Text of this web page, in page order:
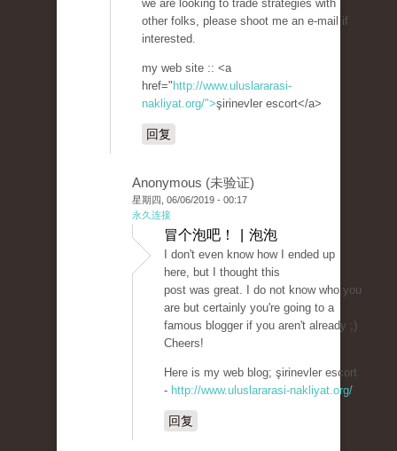
we are looking to trade strategies with
other folks, please shoot me an e-mail if
interested.
my web site :: <a
href=" http://www.uluslararasi-
nakliyat.org/">şirinevler escort</a>
回复
Anonymous (未验证)
星期四, 06/06/2019 - 00:17
永久连接
冒个泡吧！ | 泡泡
I don't even know how I ended up
here, but I thought this
post was great. I do not know who you
are but certainly you're going to a
famous blogger if you aren't already ;)
Cheers!
Here is my web blog; şirinevler escort
- http://www.uluslararasi-nakliyat.org/
回复